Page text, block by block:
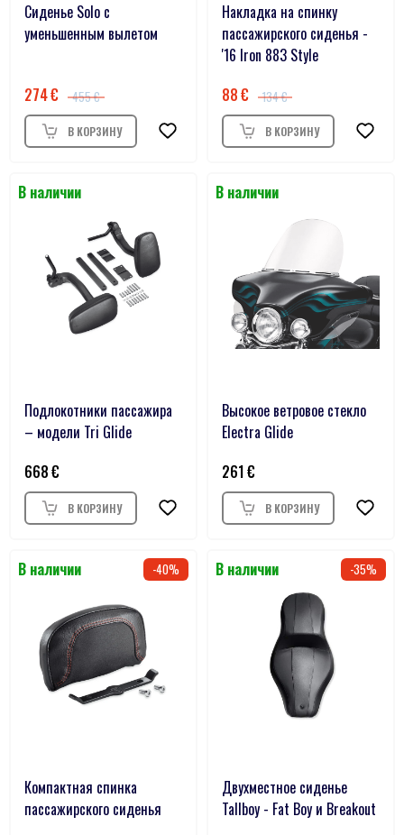
Сиденье Solo с
уменьшенным вылетом
274 455
Накладка на спинку
пассажирского сиденья -
'16 Iron 883 Style
88
134
Подлокотники пассажира
– модели Tri Glide
668
Высокое ветровое стекло
Electra Glide
261
40
Компактная спинка
пассажирского сиденья
35
Двухместное сиденье
Tallboy - Fat Boy и Breakout